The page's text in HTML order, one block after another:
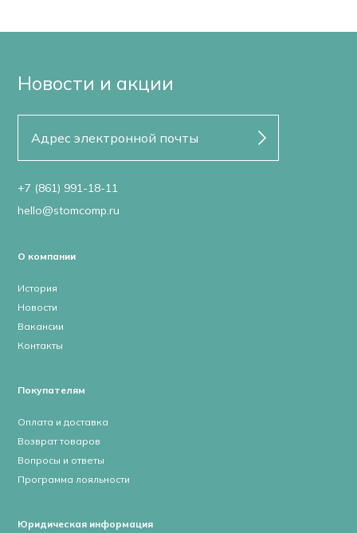
Новости и акции
+7 (861) 991-18-11
hello@stomcomp.ru
О компании
История
Новости
Вакансии
Контакты
Покупателям
Оплата и доставка
Возврат товаров
Вопросы и ответы
Программа лояльности
Юридическая информация